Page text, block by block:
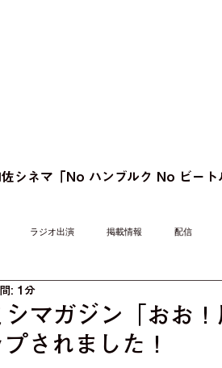
佐シネマ「No ハンブルク No ビート
ラジオ出演 掲載情報 配信
シマガジン「おお
されました！
: 1分